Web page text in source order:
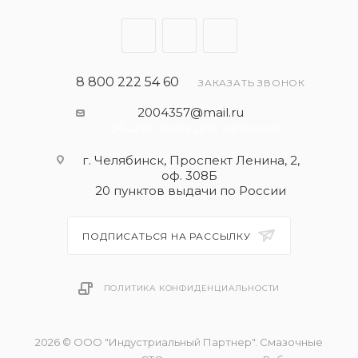
8 800 222 54 60 ЗАКАЗАТЬ ЗВОНОК
2004357@mail.ru
г. Челябинск, Проспект Ленина, 2,
оф. 308Б
20 пунктов выдачи по России
ПОДПИСАТЬСЯ НА РАССЫЛКУ
ПОЛИТИКА КОНФИДЕНЦИАЛЬНОСТИ
2026 © ООО "Индустриальный Партнер". Смазочные